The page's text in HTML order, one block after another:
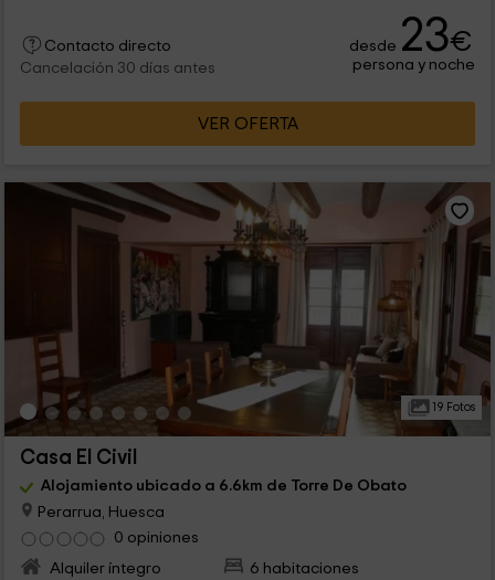
Contacto directo
Cancelación 30 días antes
desde 23€
persona y noche
VER OFERTA
19 Fotos
Casa El Civil
Alojamiento ubicado a 6.6km de Torre De Obato
Perarrua, Huesca
0 opiniones
Alquiler íntegro
6 habitaciones